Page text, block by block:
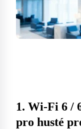
1. Wi-Fi 6 /
pro husté